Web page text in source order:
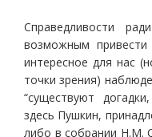
Справедливости
возможным
интересное для нас
точки зрения)
“существуют
здесь Пушкин,
либо в собрании Н.М.